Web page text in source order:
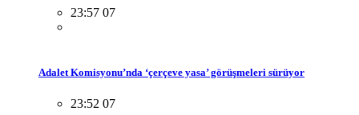
23:57 07
Adalet Komisyonu’nda ‘çerçeve yasa’ görüşmeleri sürüyor
23:52 07